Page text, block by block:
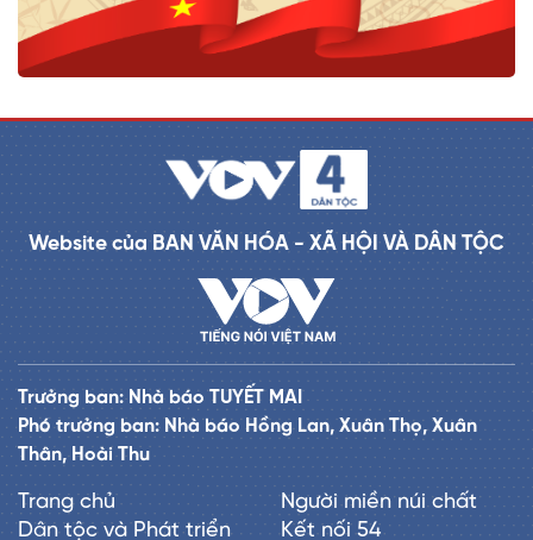
Website của BAN VĂN HÓA - XÃ HỘI VÀ DÂN TỘC
Trưởng ban: Nhà báo TUYẾT MAI
Phó trưởng ban: Nhà báo Hồng Lan, Xuân Thọ, Xuân
Thân, Hoài Thu
Trang chủ
Dân tộc và Phát triển
Người miền núi chất
Kết nối 54